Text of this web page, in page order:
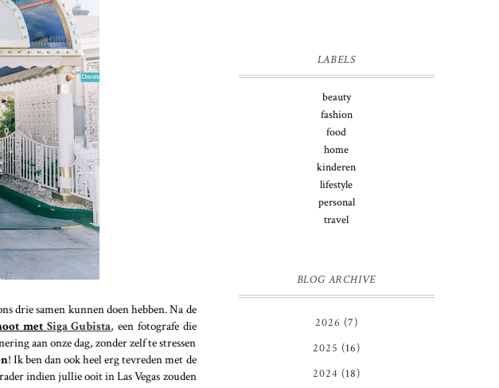
drie samen kunnen doen hebben. Na de
met Siga Gubista, een fotografe die
aan onze dag, zonder zelf te stressen
! Ik ben dan ook heel erg tevreden met de
indien jullie ooit in Las Vegas zouden
LABELS
beauty
fashion
food
home
kinderen
lifestyle
personal
travel
BLOG ARCHIVE
2026 (7)
2025 (16)
2024 (18)